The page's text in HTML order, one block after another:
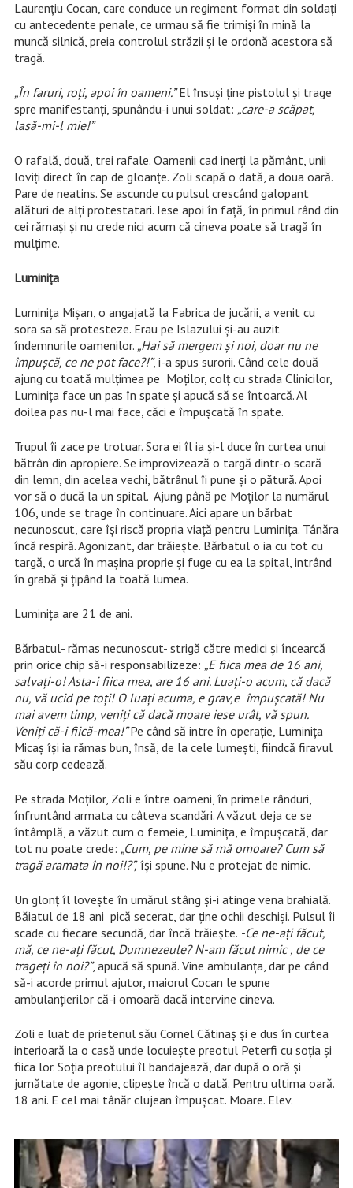
Laurențiu Cocan, care conduce un regiment format din soldați
cu antecedente penale, ce urmau să fie trimiși în mină la
muncă silnică, preia controlul străzii și le ordonă acestora să
tragă.
„În faruri, roți, apoi în oameni.”El însuși ține pistolul și trage
spre manifestanți, spunându-i unui soldat: „care-a scăpat,
lasă-mi-l mie!”
O rafală, două, trei rafale. Oamenii cad inerți la pământ, unii
loviți direct în cap de gloanțe. Zoli scapă o dată, a doua oară.
Pare de neatins. Se ascunde cu pulsul crescând galopant
alături de alți protestatari. Iese apoi în față, în primul rând din
cei rămași și nu crede nici acum că cineva poate să tragă în
mulțime.
Luminița
Luminița Mișan, o angajată la Fabrica de jucării, a venit cu
sora sa să protesteze. Erau pe Islazului și-au auzit
îndemnurile oamenilor. „Hai să mergem și noi, doar nu ne
împușcă, ce ne pot face?!”, i-a spus surorii. Când cele două
ajung cu toată mulțimea pe Moților, colț cu strada Clinicilor,
Luminița face un pas în spate și apucă să se întoarcă. Al
doilea pas nu-l mai face, căci e împușcată în spate.
Trupul îi zace pe trotuar. Sora ei îl ia și-l duce în curtea unui
bătrân din apropiere. Se improvizează o targă dintr-o scară
din lemn, din acelea vechi, bătrânul îi pune și o pătură. Apoi
vor să o ducă la un spital. Ajung până pe Moților la numărul
106, unde se trage în continuare. Aici apare un bărbat
necunoscut, care își riscă propria viață pentru Luminița. Tânăra
încă respiră. Agonizant, dar trăiește. Bărbatul o ia cu tot cu
targă, o urcă în mașina proprie și fuge cu ea la spital, intrând
în grabă și țipând la toată lumea.
Luminița are 21 de ani.
Bărbatul- rămas necunoscut- strigă către medici și încearcă
prin orice chip să-i responsabilizeze: „E fiica mea de 16 ani,
salvați-o! Asta-i fiica mea, are 16 ani. Luați-o acum, că dacă
nu, vă ucid pe toți! O luați acuma, e grav,e împușcată! Nu
mai avem timp, veniți că dacă moare iese urât, vă spun.
Veniți că-i fiică-mea!”Pe când să intre în operație, Luminița
Micaș își ia rămas bun, însă, de la cele lumești, fiindcă firavul
său corp cedează.
Pe strada Moților, Zoli e între oameni, în primele rânduri,
înfruntând armata cu câteva scandări. A văzut deja ce se
întâmplă, a văzut cum o femeie, Luminița, e împușcată, dar
tot nu poate crede: „Cum, pe mine să mă omoare? Cum să
tragă aramata în noi!?”,își spune. Nu e protejat de nimic.
Un glonț îl lovește în umărul stâng și-i atinge vena brahială.
Băiatul de 18 ani pică secerat, dar ține ochii deschiși. Pulsul îi
scade cu fiecare secundă, dar încă trăiește. -Ce ne-ați făcut,
mă, ce ne-ați făcut, Dumnezeule? N-am făcut nimic , de ce
trageți în noi?”, apucă să spună. Vine ambulanța, dar pe când
să-i acorde primul ajutor, maiorul Cocan le spune
ambulanțierilor că-i omoară dacă intervine cineva.
Zoli e luat de prietenul său Cornel Cătinaș și e dus în curtea
interioară la o casă unde locuiește preotul Peterfi cu soția și
fiica lor. Soția preotului îl bandajează, dar după o oră și
jumătate de agonie, clipește încă o dată. Pentru ultima oară.
18 ani. E cel mai tânăr clujean împușcat. Moare. Elev.